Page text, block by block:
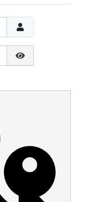
Passwort anzeigen